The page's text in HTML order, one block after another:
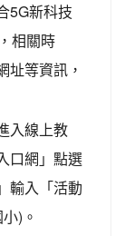
5G新科技
相關時
址等資訊，
入線上教
口網」點選
輸入「活動
)。